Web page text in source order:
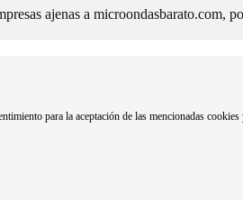
ajenas a microondasbarato.com,
para la aceptación de las mencionadas cookies